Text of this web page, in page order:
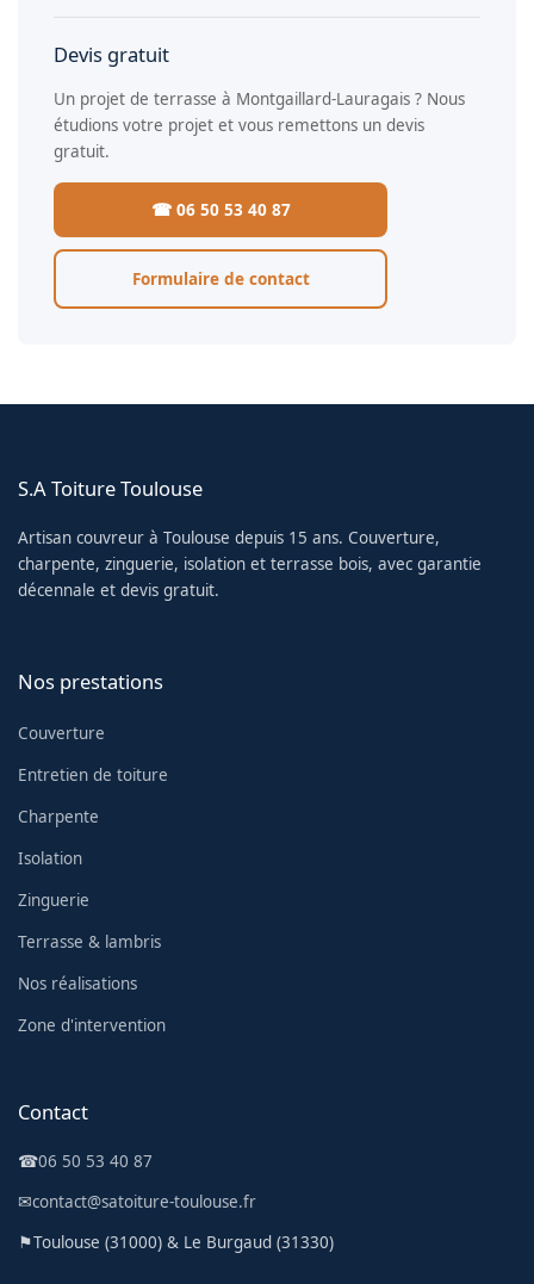
Devis gratuit
Un projet de terrasse à Montgaillard-Lauragais ? Nous
étudions votre projet et vous remettons un devis
gratuit.
☎ 06 50 53 40 87
Formulaire de contact
S.A Toiture Toulouse
Artisan couvreur à Toulouse depuis 15 ans. Couverture,
charpente, zinguerie, isolation et terrasse bois, avec garantie
décennale et devis gratuit.
Nos prestations
Couverture
Entretien de toiture
Charpente
Isolation
Zinguerie
Terrasse & lambris
Nos réalisations
Zone d'intervention
Contact
☎06 50 53 40 87
✉contact@satoiture-toulouse.fr
⚑Toulouse (31000) & Le Burgaud (31330)